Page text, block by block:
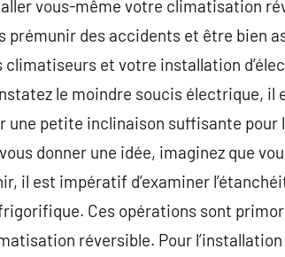
vous-même votre climatisation
prémunir des accidents et être bien
climatiseurs et votre installation
le moindre soucis électrique,
une petite inclinaison suffisante pour
donner une idée, imaginez que
il est impératif d’examiner
Ces opérations sont
réversible. Pour